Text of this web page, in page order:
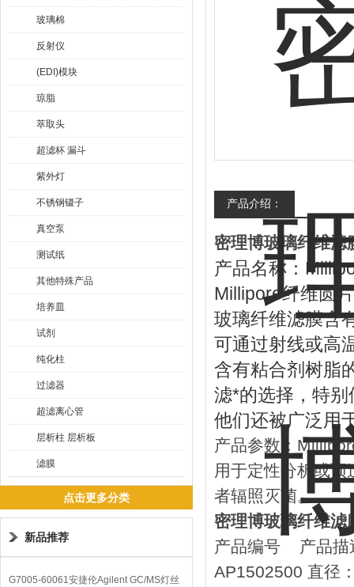
玻璃棉
反射仪
(EDI)模块
琼脂
萃取头
超滤杯 漏斗
紫外灯
不锈钢镊子
真空泵
测试纸
其他特殊产品
培养皿
试剂
纯化柱
过滤器
超滤离心管
层析柱 层析板
滤膜
点击更多分类
新品推荐
G7005-60061安捷伦Agilent GC/MS灯丝
产品介绍：
密理博玻璃纤维
产品名称：
Millipore纤维圆
玻璃纤维滤膜含
可通过射线或高
含有粘合剂树脂
滤*的选择，特
他们还被广泛用
产品参数：
用于定性分析或
者辐照灭菌。
密理博玻璃纤维
产品编号 产品
AP1502500 直